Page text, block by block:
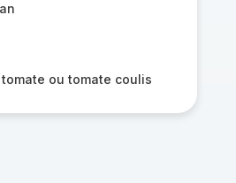
tomate ou tomate coulis